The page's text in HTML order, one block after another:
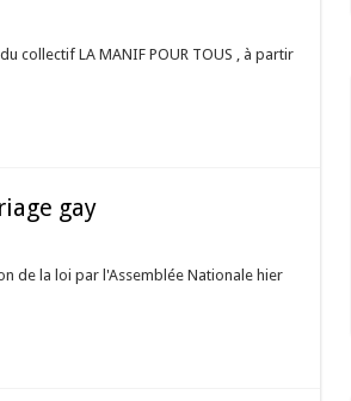
collectif LA MANIF POUR TOUS , à partir
gay
de la loi par l'Assemblée Nationale hier